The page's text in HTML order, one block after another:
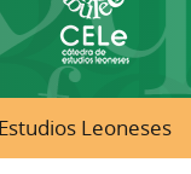
Leoneses